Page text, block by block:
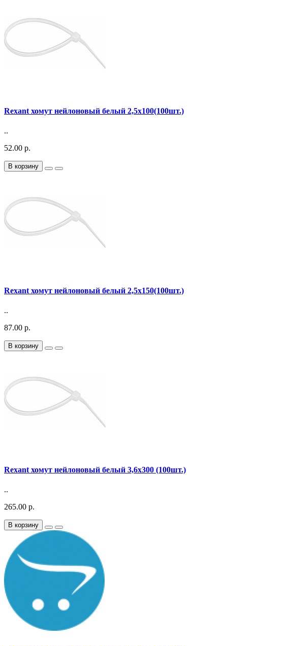
Rexant хомут нейлоновый белый 2,5х100(100шт.)
..
52.00 р.
В корзину
Rexant хомут нейлоновый белый 2,5х150(100шт.)
..
87.00 р.
В корзину
Rexant хомут нейлоновый белый 3,6х300 (100шт.)
..
265.00 р.
В корзину